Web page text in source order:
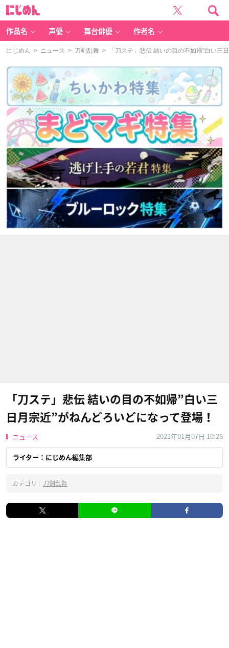
作品名 声優 舞台俳優 作者名
にじめん > ニュース > 刀剣乱舞 > 「刀ステ」悲伝 結いの目の不如帰”白い三
「刀ステ」悲伝 結いの目の不如帰”白い三
日月宗近”がねんどろいどになって登場！
ニュース 2021年01月07日 10:26
ライター：にじめん編集部
カテゴリ : 刀剣乱舞